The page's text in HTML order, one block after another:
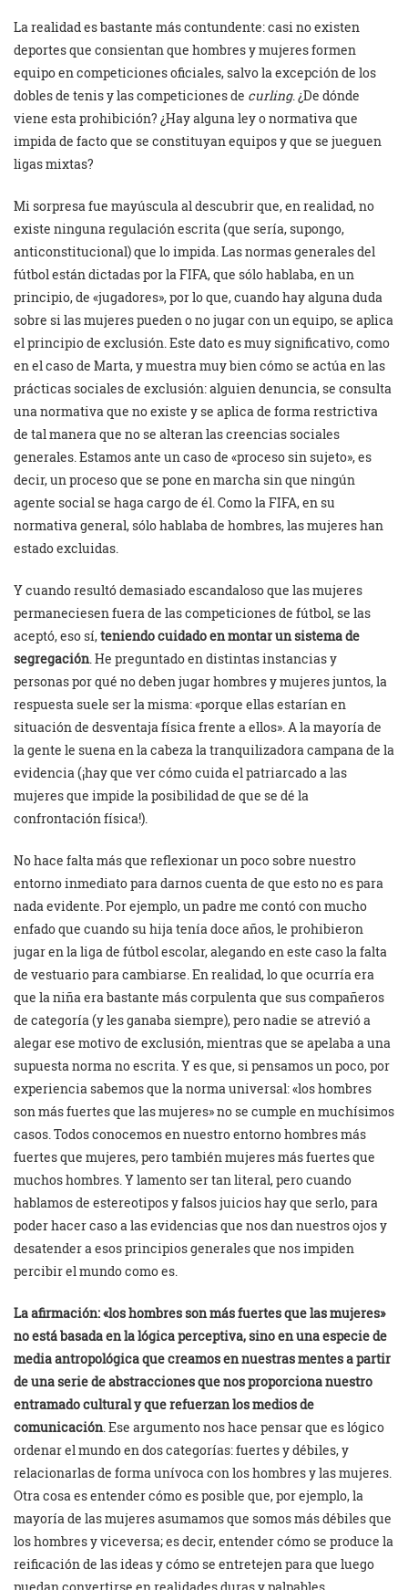
La realidad es bastante más contundente: casi no existen
deportes que consientan que hombres y mujeres formen
equipo en competiciones oficiales, salvo la excepción de los
dobles de tenis y las competiciones de curling. ¿De dónde
viene esta prohibición? ¿Hay alguna ley o normativa que
impida de facto que se constituyan equipos y que se jueguen
ligas mixtas?
Mi sorpresa fue mayúscula al descubrir que, en realidad, no
existe ninguna regulación escrita (que sería, supongo,
anticonstitucional) que lo impida. Las normas generales del
fútbol están dictadas por la FIFA, que sólo hablaba, en un
principio, de «jugadores», por lo que, cuando hay alguna duda
sobre si las mujeres pueden o no jugar con un equipo, se aplica
el principio de exclusión. Este dato es muy significativo, como
en el caso de Marta, y muestra muy bien cómo se actúa en las
prácticas sociales de exclusión: alguien denuncia, se consulta
una normativa que no existe y se aplica de forma restrictiva
de tal manera que no se alteran las creencias sociales
generales. Estamos ante un caso de «proceso sin sujeto», es
decir, un proceso que se pone en marcha sin que ningún
agente social se haga cargo de él. Como la FIFA, en su
normativa general, sólo hablaba de hombres, las mujeres han
estado excluidas.
Y cuando resultó demasiado escandaloso que las mujeres
permaneciesen fuera de las competiciones de fútbol, se las
aceptó, eso sí,teniendo cuidado en montar un sistema de
segregación. He preguntado en distintas instancias y
personas por qué no deben jugar hombres y mujeres juntos, la
respuesta suele ser la misma: «porque ellas estarían en
situación de desventaja física frente a ellos». A la mayoría de
la gente le suena en la cabeza la tranquilizadora campana de la
evidencia (¡hay que ver cómo cuida el patriarcado a las
mujeres que impide la posibilidad de que se dé la
confrontación física!).
No hace falta más que reflexionar un poco sobre nuestro
entorno inmediato para darnos cuenta de que esto no es para
nada evidente. Por ejemplo, un padre me contó con mucho
enfado que cuando su hija tenía doce años, le prohibieron
jugar en la liga de fútbol escolar, alegando en este caso la falta
de vestuario para cambiarse. En realidad, lo que ocurría era
que la niña era bastante más corpulenta que sus compañeros
de categoría (y les ganaba siempre), pero nadie se atrevió a
alegar ese motivo de exclusión, mientras que se apelaba a una
supuesta norma no escrita. Y es que, si pensamos un poco, por
experiencia sabemos que la norma universal: «los hombres
son más fuertes que las mujeres» no se cumple en muchísimos
casos. Todos conocemos en nuestro entorno hombres más
fuertes que mujeres, pero también mujeres más fuertes que
muchos hombres. Y lamento ser tan literal, pero cuando
hablamos de estereotipos y falsos juicios hay que serlo, para
poder hacer caso a las evidencias que nos dan nuestros ojos y
desatender a esos principios generales que nos impiden
percibir el mundo como es.
La afirmación: «los hombres son más fuertes que las mujeres»
no está basada en la lógica perceptiva, sino en una especie de
media antropológica que creamos en nuestras mentes a partir
de una serie de abstracciones que nos proporciona nuestro
entramado cultural y que refuerzan los medios de
comunicación. Ese argumento nos hace pensar que es lógico
ordenar el mundo en dos categorías: fuertes y débiles, y
relacionarlas de forma unívoca con los hombres y las mujeres.
Otra cosa es entender cómo es posible que, por ejemplo, la
mayoría de las mujeres asumamos que somos más débiles que
los hombres y viceversa; es decir, entender cómo se produce la
reificación de las ideas y cómo se entretejen para que luego